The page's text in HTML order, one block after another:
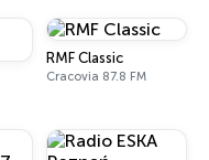
RMF Classic
Cracovia 87.8 FM